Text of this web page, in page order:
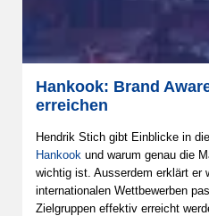
Hankook: Brand
erreichen
Hendrik Stich gibt Einblicke in
Hankook und warum genau die
wichtig ist. Ausserdem erklärt er
internationalen Wettbewerben
Zielgruppen effektiv erreicht